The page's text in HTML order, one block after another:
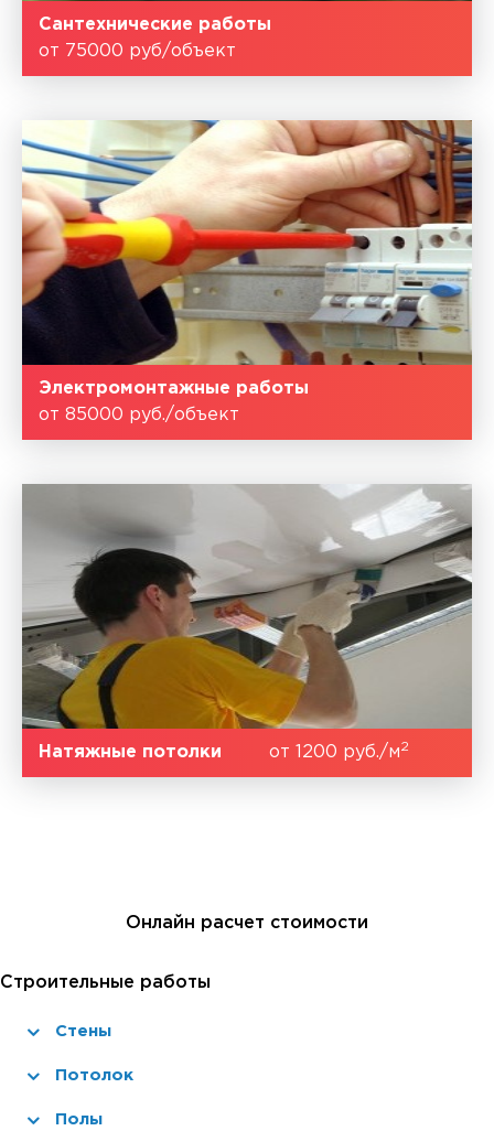
Сантехнические работы
от 75000 руб/объект
Электромонтажные работы
от 85000 руб./объект
Натяжные потолки от 1200 руб./м2
Онлайн расчет стоимости
Строительные работы
Стены
Потолок
Полы